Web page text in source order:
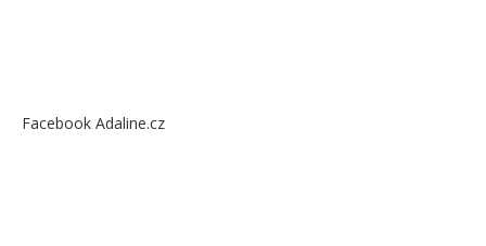
Facebook Adaline.cz